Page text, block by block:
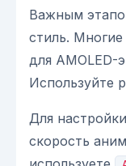
Важным
стиль.
для AMOLED-
Используйте
Для
скорость